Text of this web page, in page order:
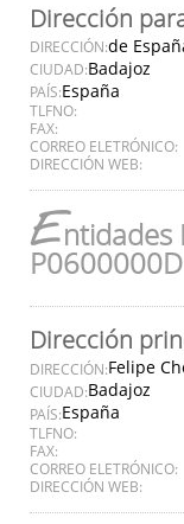
Dirección
DIRECCIÓN:de
CIUDAD:Badajoz
PAÍS:España
TLFNO:
FAX:
CORREO ELETRÓNICO:
DIRECCIÓN WEB:
Entidades
Dirección
DIRECCIÓN:Felipe
CIUDAD:Badajoz
PAÍS:España
TLFNO:
FAX:
CORREO ELETRÓNICO:
DIRECCIÓN WEB: